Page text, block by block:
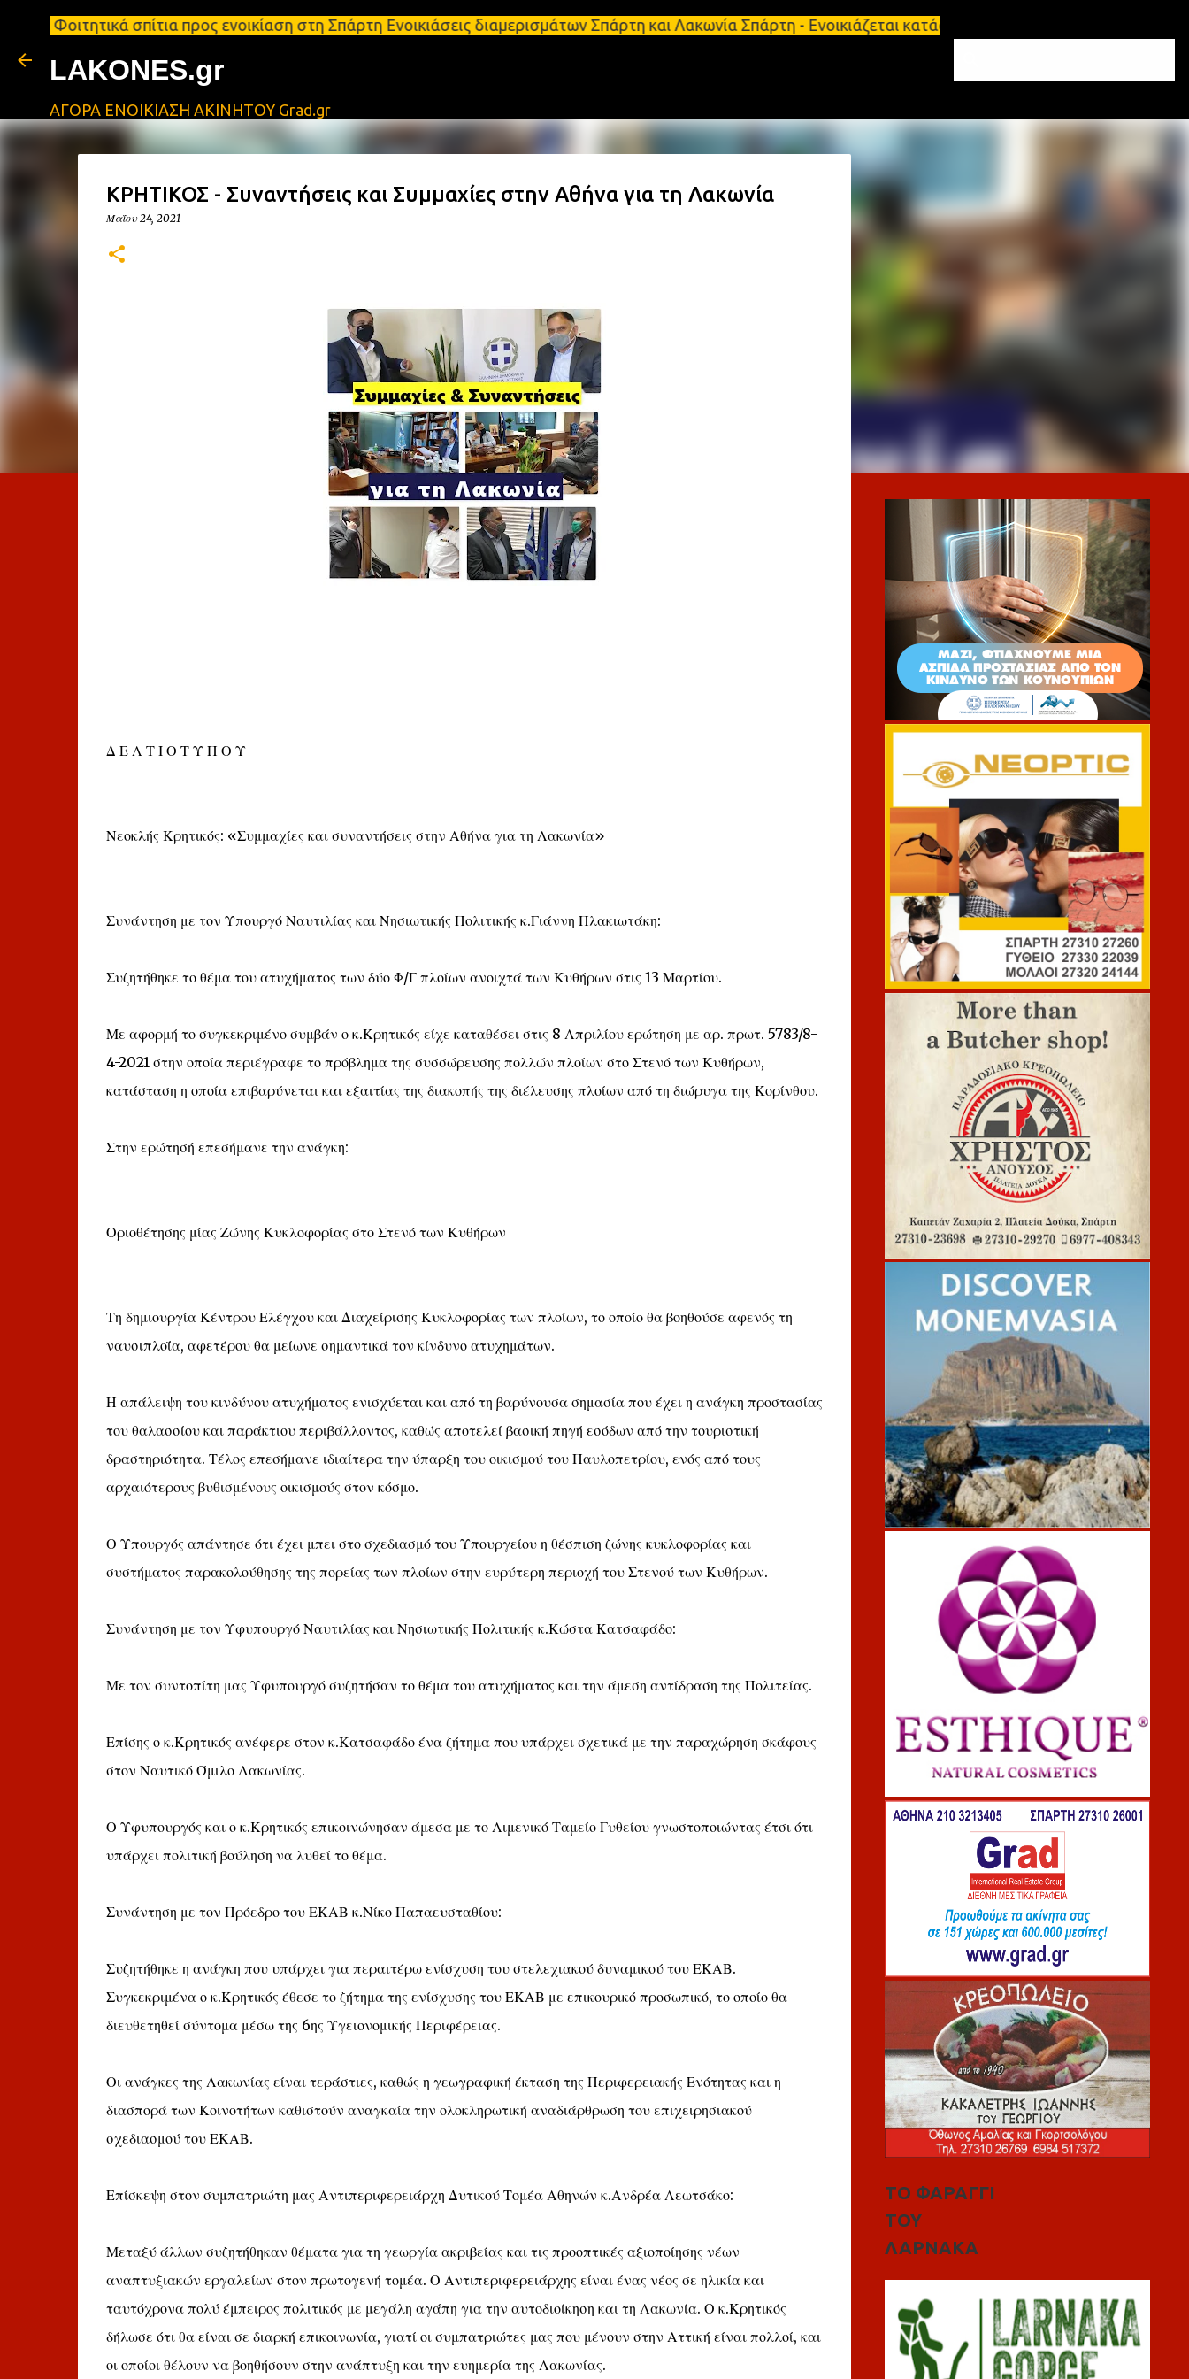
Μετάβαση στο κύριο περιεχόμενο
σπίτια προς ενοικίαση στη Σπάρτη Ενοικιάσεις διαμερισμάτων Σπάρτη και Λακωνία Σπάρτη - Ενοικιάζεται κατάστημα 134 τ.μ, με υπόγειο 124τ.μ
LAKONES.gr
ΑΓΟΡΑ ΕΝΟΙΚΙΑΣΗ ΑΚΙΝΗΤΟΥ Grad.gr
ΚΡΗΤΙΚΟΣ - Συναντήσεις και Συμμαχίες στην Αθήνα για τη Λακωνία
Μαΐου 24, 2021
Δ Ε Λ Τ Ι Ο Τ Υ Π Ο Υ
Νεοκλής Κρητικός: «Συμμαχίες και συναντήσεις στην Αθήνα για τη Λακωνία»
Συνάντηση με τον Υπουργό Ναυτιλίας και Νησιωτικής Πολιτικής κ.Γιάννη Πλακιωτάκη:
Συζητήθηκε το θέμα του ατυχήματος των δύο Φ/Γ πλοίων ανοιχτά των Κυθήρων στις 13 Μαρτίου.
Με αφορμή το συγκεκριμένο συμβάν ο κ.Κρητικός είχε καταθέσει στις 8 Απριλίου ερώτηση με αρ. πρωτ. 5783/8-
4-2021 στην οποία περιέγραφε το πρόβλημα της συσσώρευσης πολλών πλοίων στο Στενό των Κυθήρων,
κατάσταση η οποία επιβαρύνεται και εξαιτίας της διακοπής της διέλευσης πλοίων από τη διώρυγα της Κορίνθου.
Στην ερώτησή επεσήμανε την ανάγκη:
Οριοθέτησης μίας Ζώνης Κυκλοφορίας στο Στενό των Κυθήρων
Τη δημιουργία Κέντρου Ελέγχου και Διαχείρισης Κυκλοφορίας των πλοίων, το οποίο θα βοηθούσε αφενός τη
ναυσιπλοΐα, αφετέρου θα μείωνε σημαντικά τον κίνδυνο ατυχημάτων.
Η απάλειψη του κινδύνου ατυχήματος ενισχύεται και από τη βαρύνουσα σημασία που έχει η ανάγκη προστασίας
του θαλασσίου και παράκτιου περιβάλλοντος, καθώς αποτελεί βασική πηγή εσόδων από την τουριστική
δραστηριότητα. Τέλος επεσήμανε ιδιαίτερα την ύπαρξη του οικισμού του Παυλοπετρίου, ενός από τους
αρχαιότερους βυθισμένους οικισμούς στον κόσμο.
Ο Υπουργός απάντησε ότι έχει μπει στο σχεδιασμό του Υπουργείου η θέσπιση ζώνης κυκλοφορίας και
συστήματος παρακολούθησης της πορείας των πλοίων στην ευρύτερη περιοχή του Στενού των Κυθήρων.
Συνάντηση με τον Υφυπουργό Ναυτιλίας και Νησιωτικής Πολιτικής κ.Κώστα Κατσαφάδο:
Με τον συντοπίτη μας Υφυπουργό συζητήσαν το θέμα του ατυχήματος και την άμεση αντίδραση της Πολιτείας.
Επίσης ο κ.Κρητικός ανέφερε στον κ.Κατσαφάδο ένα ζήτημα που υπάρχει σχετικά με την παραχώρηση σκάφους
στον Ναυτικό Όμιλο Λακωνίας.
Ο Υφυπουργός και ο κ.Κρητικός επικοινώνησαν άμεσα με το Λιμενικό Ταμείο Γυθείου γνωστοποιώντας έτσι ότι
υπάρχει πολιτική βούληση να λυθεί το θέμα.
Συνάντηση με τον Πρόεδρο του ΕΚΑΒ κ.Νίκο Παπαευσταθίου:
Συζητήθηκε η ανάγκη που υπάρχει για περαιτέρω ενίσχυση του στελεχιακού δυναμικού του ΕΚΑΒ.
Συγκεκριμένα ο κ.Κρητικός έθεσε το ζήτημα της ενίσχυσης του ΕΚΑΒ με επικουρικό προσωπικό, το οποίο θα
διευθετηθεί σύντομα μέσω της 6ης Υγειονομικής Περιφέρειας.
Οι ανάγκες της Λακωνίας είναι τεράστιες, καθώς η γεωγραφική έκταση της Περιφερειακής Ενότητας και η
διασπορά των Κοινοτήτων καθιστούν αναγκαία την ολοκληρωτική αναδιάρθρωση του επιχειρησιακού
σχεδιασμού του ΕΚΑΒ.
Επίσκεψη στον συμπατριώτη μας Αντιπεριφερειάρχη Δυτικού Τομέα Αθηνών κ.Ανδρέα Λεωτσάκο:
Μεταξύ άλλων συζητήθηκαν θέματα για τη γεωργία ακριβείας και τις προοπτικές αξιοποίησης νέων
αναπτυξιακών εργαλείων στον πρωτογενή τομέα. Ο Αντιπεριφερειάρχης είναι ένας νέος σε ηλικία και
ταυτόχρονα πολύ έμπειρος πολιτικός με μεγάλη αγάπη για την αυτοδιοίκηση και τη Λακωνία. Ο κ.Κρητικός
δήλωσε ότι θα είναι σε διαρκή επικοινωνία, γιατί οι συμπατριώτες μας που μένουν στην Αττική είναι πολλοί, και
οι οποίοι θέλουν να βοηθήσουν στην ανάπτυξη και την ευημερία της Λακωνίας.
ΤΟ ΦΑΡΑΓΓΙ
ΤΟΥ
ΛΑΡΝΑΚΑ